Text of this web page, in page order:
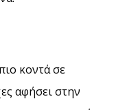
κοντά σε
αφήσει στην